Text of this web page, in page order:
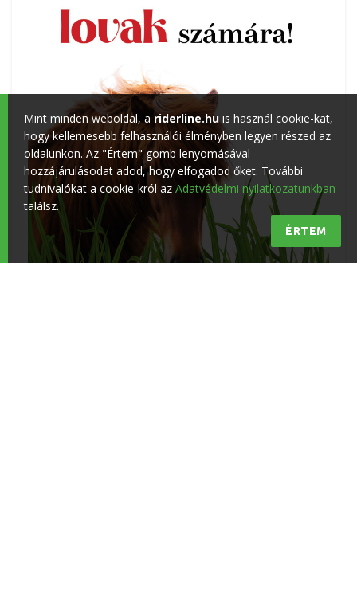
Mint minden weboldal, a riderline.huis használ cookie-kat,
hogy kellemesebb felhasználói élményben legyen részed az
oldalunkon. Az "Értem" gomb lenyomásával
hozzájárulásodat adod, hogy elfogadod őket. További
tudnivalókat a cookie-król az Adatvédelmi nyilatkozatunkban
találsz.
ÉRTEM